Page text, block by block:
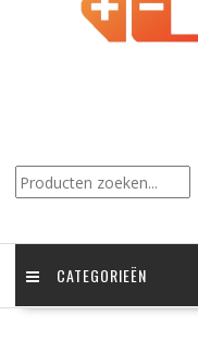
CATEGORIEËN